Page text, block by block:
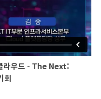
라우드 - The Next:
회